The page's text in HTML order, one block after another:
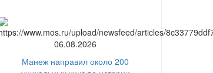
06.08.2026
Манеж направил около 200